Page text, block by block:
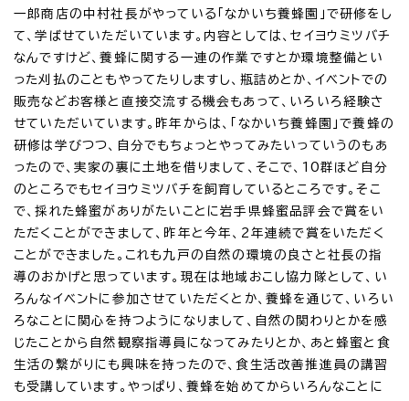
一郎商店の中村社長がやっている「なかいち養蜂園」で研修をし
て、学ばせていただいています。内容としては、セイヨウミツバチ
なんですけど、養蜂に関する一連の作業ですとか環境整備とい
った刈払のこともやってたりしますし、瓶詰めとか、イベントでの
販売などお客様と直接交流する機会もあって、いろいろ経験さ
せていただいています。昨年からは、「なかいち養蜂園」で養蜂の
研修は学びつつ、自分でもちょっとやってみたいっていうのもあ
ったので、実家の裏に土地を借りまして、そこで、10群ほど自分
のところでもセイヨウミツバチを飼育しているところです。そこ
で、採れた蜂蜜がありがたいことに岩手県蜂蜜品評会で賞をい
ただくことができまして、昨年と今年、2年連続で賞をいただく
ことができました。これも九戸の自然の環境の良さと社長の指
導のおかげと思っています。現在は地域おこし協力隊として、い
ろんなイベントに参加させていただくとか、養蜂を通じて、いろい
ろなことに関心を持つようになりまして、自然の関わりとかを感
じたことから自然観察指導員になってみたりとか、あと蜂蜜と食
生活の繋がりにも興味を持ったので、食生活改善推進員の講習
も受講しています。やっぱり、養蜂を始めてからいろんなことに